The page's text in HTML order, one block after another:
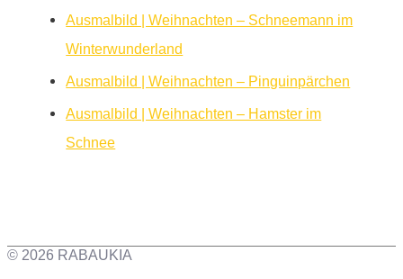
Ausmalbild | Weihnachten – Schneemann im
Winterwunderland
Ausmalbild | Weihnachten – Pinguinpärchen
Ausmalbild | Weihnachten – Hamster im
Schnee
© 2026 RABAUKIA